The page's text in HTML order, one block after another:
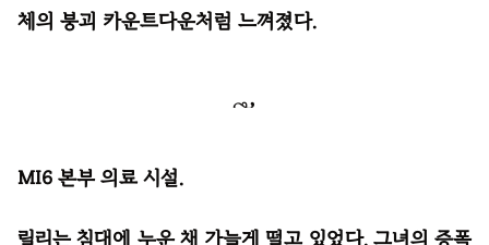
체의 붕괴 카운트다운처럼 느껴졌다.
MI6 본부 의료 시설.
릴리는 침대에 누운 채 가늘게 떨고 있었다. 그녀의 증폭